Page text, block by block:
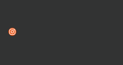
Instagram